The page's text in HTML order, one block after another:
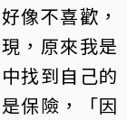
像不喜歡，
，原來我是
找到自己的
保險，「因